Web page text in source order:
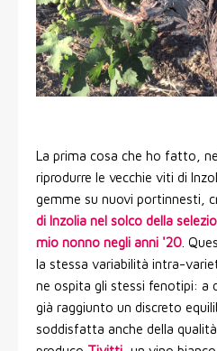
La prima cosa che ho fatto,
riprodurre le vecchie viti di
gemme su nuovi portinnesti,
di Inzolia nel solco della
mio nonno negli anni '20.
la stessa variabilità intra-
ne ospita gli stessi fenotipi: a
già raggiunto un discreto
soddisfatta anche della